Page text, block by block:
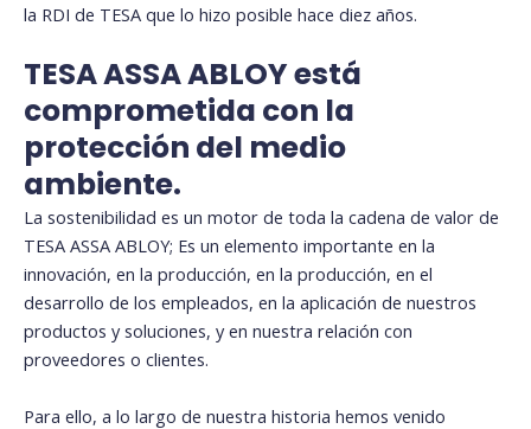
la RDI de TESA que lo hizo posible hace diez años.
TESA ASSA ABLOY está
comprometida con la
protección del medio
ambiente.
La sostenibilidad es un motor de toda la cadena de valor de
TESA ASSA ABLOY; Es un elemento importante en la
innovación, en la producción, en la producción, en el
desarrollo de los empleados, en la aplicación de nuestros
productos y soluciones, y en nuestra relación con
proveedores o clientes.
Para ello, a lo largo de nuestra historia hemos venido